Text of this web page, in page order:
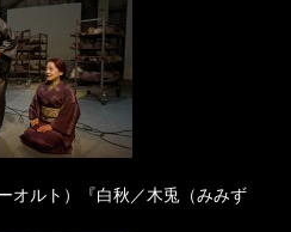
オルト）『白秋／木兎（みみず